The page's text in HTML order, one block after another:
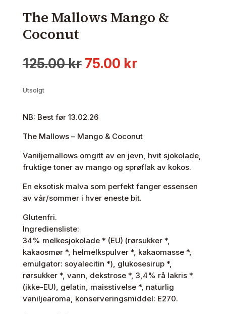
The Mallows Mango &
Coconut
125.00kr Opprinnelig
75.00 krNåværende
Utsolgt
NB: Best før 13.02.26
The Mallows – Mango & Coconut
Vaniljemallows omgitt av en jevn, hvit sjokolade,
fruktige toner av mango og sprøflak av kokos.
En eksotisk malva som perfekt fanger essensen
av vår/sommer i hver eneste bit.
Glutenfri.
Ingrediensliste:
34% melkesjokolade * (EU) (rørsukker *,
kakaosmør *, helmelkspulver *, kakaomasse *,
emulgator: soyalecitin *), glukosesirup *,
rørsukker *, vann, dekstrose *, 3,4% rå lakris *
(ikke-EU), gelatin, maisstivelse *, naturlig
vaniljearoma, konserveringsmiddel: E270.